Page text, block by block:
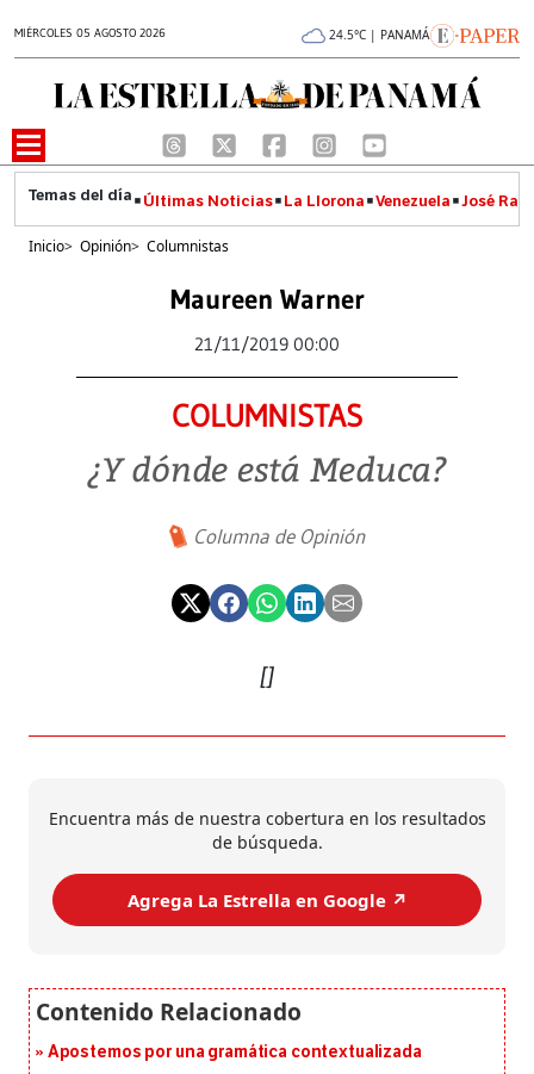
MIÉRCOLES 05 AGOSTO 2026 24.5°C | PANAMÁ
Últimas Noticias La Llorona Venezuela José
Inicio> Opinión> Columnistas
Maureen Warner
21/11/2019 00:00
COLUMNISTAS
¿Y dónde está Meduca?
Columna de Opinión
[]
Encuentra más de nuestra cobertura en los resultados
de búsqueda.
Agrega La Estrella en Google ↗️
Apostemos por una gramática contextualizada